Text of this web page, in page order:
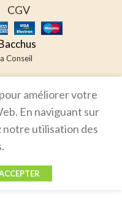
CGV
Conseil
améliorer votre
En naviguant sur
notre utilisation des